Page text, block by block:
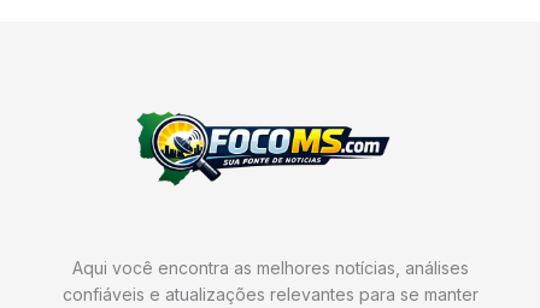
Aqui você encontra as melhores notícias, análises
confiáveis e atualizações relevantes para se manter